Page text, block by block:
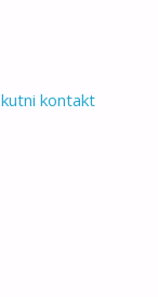
kontakt